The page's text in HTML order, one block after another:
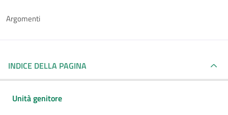
Argomenti
INDICE DELLA PAGINA
Unità genitore